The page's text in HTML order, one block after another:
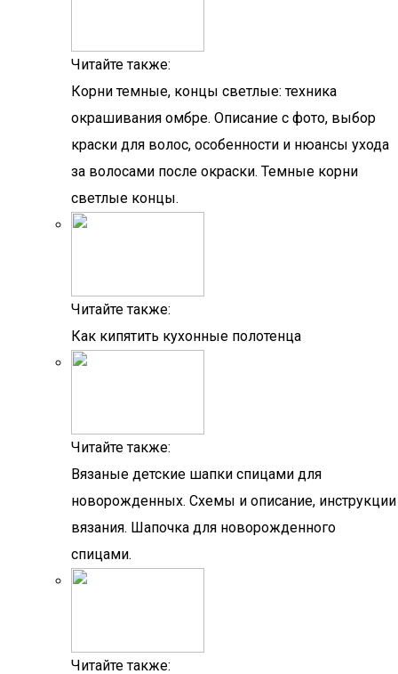
Читайте также:
Корни темные, концы светлые: техника
окрашивания омбре. Описание с фото, выбор
краски для волос, особенности и нюансы ухода
за волосами после окраски. Темные корни
светлые концы.
Читайте также:
Как кипятить кухонные полотенца
Читайте также:
Вязаные детские шапки спицами для
новорожденных. Схемы и описание, инструкции
вязания. Шапочка для новорожденного
спицами.
Читайте также: